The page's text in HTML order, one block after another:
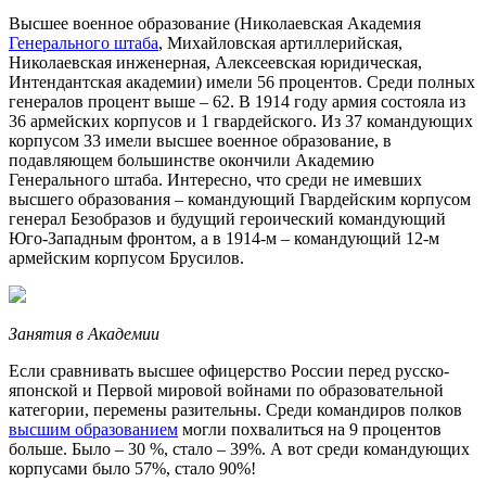
Высшее военное образование (Николаевская Академия
Генерального штаба, Михайловская артиллерийская,
Николаевская инженерная, Алексеевская юридическая,
Интендантская академии) имели 56 процентов. Среди полных
генералов процент выше – 62. В 1914 году армия состояла из
36 армейских корпусов и 1 гвардейского. Из 37 командующих
корпусом 33 имели высшее военное образование, в
подавляющем большинстве окончили Академию
Генерального штаба. Интересно, что среди не имевших
высшего образования – командующий Гвардейским корпусом
генерал Безобразов и будущий героический командующий
Юго-Западным фронтом, а в 1914-м – командующий 12-м
армейским корпусом Брусилов.
Занятия в Академии
Если сравнивать высшее офицерство России перед русско-
японской и Первой мировой войнами по образовательной
категории, перемены разительны. Среди командиров полков
высшим образованием могли похвалиться на 9 процентов
больше. Было – 30 %, стало – 39%. А вот среди командующих
корпусами было 57%, стало 90%!